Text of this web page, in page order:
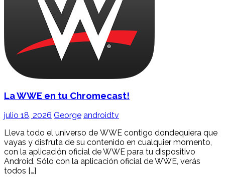
La WWE en tu Chromecast!
julio 18, 2026 George androidtv
Lleva todo el universo de WWE contigo dondequiera que
vayas y disfruta de su contenido en cualquier momento,
con la aplicación oficial de WWE para tu dispositivo
Android. Sólo con la aplicación oficial de WWE, verás
todos […]